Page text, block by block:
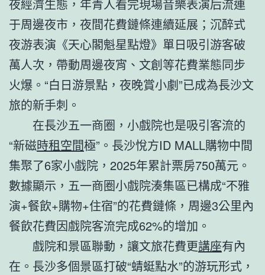
夜經濟生態，年青人看完現場音樂表演后流連
于周邊夜市，夜間花費鏈條連續延展；沉醉式
夜游表演《天心閣魁星點燈》單日吸引游客破
萬人次，帶動周邊夜宵、文創等花費業態同步
火爆。“白日游景點，夜晚賞小劇”已成為長沙文
旅的新手刺。
在長沙五一商圈，小戲院也是吸引客流的
“新磁時租空間極”。長沙悅方ID MALL購物中間
集聚了6家小戲院，2025年累計票房750萬元。
數據顯示，五一商圈小戲院湊集區已構成“不雅
演+餐飲+購物+住宿”的花費鏈條，周邊3公里內
餐飲花費因戲院客流完成62%的增加。
戲院和景區聯動，讓文旅花費更講座有內
在。長沙多個景區打破“蜻蜓點水”的游玩形式，